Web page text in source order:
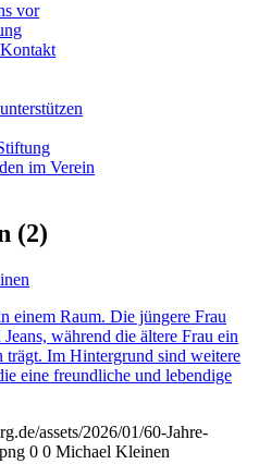
vor
im Verein
(2)
assets/2026/01/60-Jahre-
0 0 Michael Kleinen